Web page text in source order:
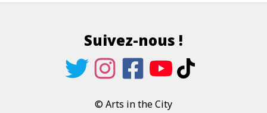
Suivez-nous !
© Arts in the City